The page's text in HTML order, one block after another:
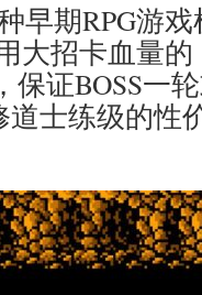
早期RPG游
大招卡血量
保证BOSS一
士练级的性